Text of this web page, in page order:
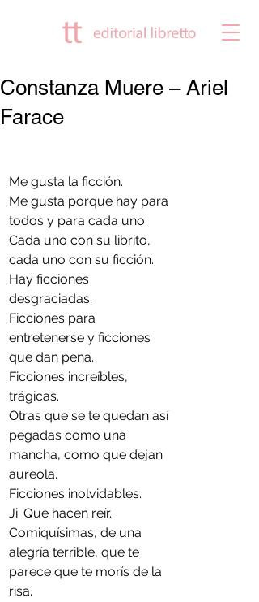
Constanza Muere – Ariel
Farace
Me gusta la ficción.
Me gusta porque hay para
todos y para cada uno.
Cada uno con su librito,
cada uno con su ficción.
Hay ficciones
desgraciadas.
Ficciones para
entretenerse y ficciones
que dan pena.
Ficciones increíbles,
trágicas.
Otras que se te quedan así
pegadas como una
mancha, como que dejan
aureola.
Ficciones inolvidables.
Ji. Que hacen reír.
Comiquísimas, de una
alegría terrible, que te
parece que te morís de la
risa.